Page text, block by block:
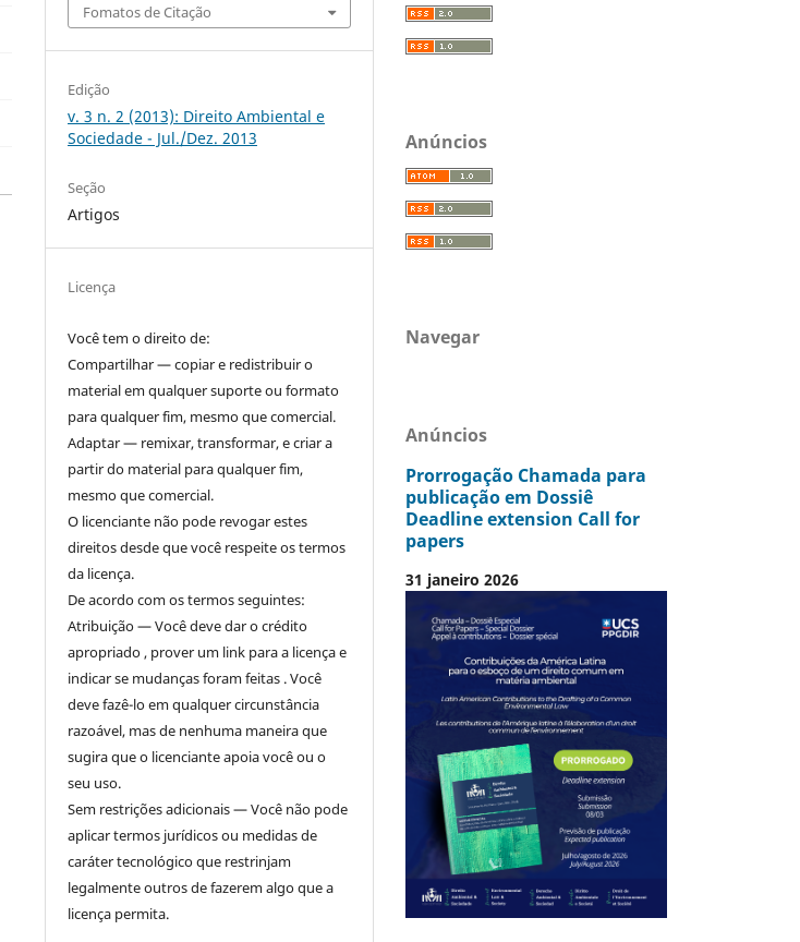
Fomatos de Citação
Edição
v. 3 n. 2 (2013): Direito Ambiental e
Sociedade - Jul./Dez. 2013
Seção
Artigos
Licença
Você tem o direito de:
Compartilhar — copiar e redistribuir o
material em qualquer suporte ou formato
para qualquer fim, mesmo que comercial.
Adaptar — remixar, transformar, e criar a
partir do material para qualquer fim,
mesmo que comercial.
O licenciante não pode revogar estes
direitos desde que você respeite os termos
da licença.
De acordo com os termos seguintes:
Atribuição — Você deve dar o crédito
apropriado , prover um link para a licença e
indicar se mudanças foram feitas . Você
deve fazê-lo em qualquer circunstância
razoável, mas de nenhuma maneira que
sugira que o licenciante apoia você ou o
seu uso.
Sem restrições adicionais — Você não pode
aplicar termos jurídicos ou medidas de
caráter tecnológico que restrinjam
legalmente outros de fazerem algo que a
licença permita.
Anúncios
Navegar
Anúncios
Prorrogação Chamada para
publicação em Dossiê
Deadline extension Call for
papers
31 janeiro 2026